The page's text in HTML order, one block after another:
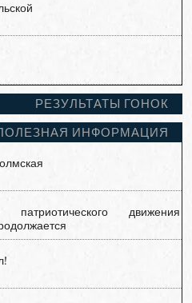
РЕЗУЛЬТАТЫ ГОНОК
ИНФОРМАЦИЯ
патриотического движения